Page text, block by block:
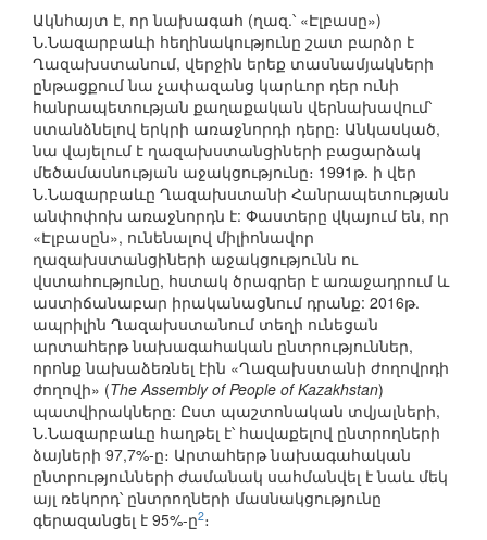
Ակնհայտ է, որ նախագահ (ղազ.՝ «Էլբասը»)
Ն.Նազարբաևի հեղինակությունը շատ բարձր է
Ղազախստանում, վերջին երեք տասնամյակների
ընթացքում նա չափազանց կարևոր դեր ունի
հանրապետության քաղաքական վերնախավում՝
ստանձնելով երկրի առաջնորդի դերը։ Անկասկած,
նա վայելում է ղազախստանցիների բացարձակ
մեծամասնության աջակցությունը։ 1991թ. ի վեր
Ն.Նազարբաևը Ղազախստանի Հանրապետության
անփոփոխ առաջնորդն է: Փաստերը վկայում են, որ
«Էլբասըն», ունենալով միլիոնավոր
ղազախստանցիների աջակցությունն ու
վստահությունը, հստակ ծրագրեր է առաջադրում և
աստիճանաբար իրականացնում դրանք: 2016թ.
ապրիլին Ղազախստանում տեղի ունեցան
արտահերթ նախագահական ընտրություններ,
որոնք նախաձեռնել էին «Ղազախստանի ժողովրդի
ժողովի» (The Assembly of People of Kazakhstan)
պատվիրակները: Ըստ պաշտոնական տվյալների,
Ն.Նազարբաևը հաղթել է՝ հավաքելով ընտրողների
ձայների 97,7%-ը։ Արտահերթ նախագահական
ընտրությունների ժամանակ սահմանվել է նաև մեկ
այլ ռեկորդ՝ ընտրողների մասնակցությունը
գերազանցել է 95%-ը2։